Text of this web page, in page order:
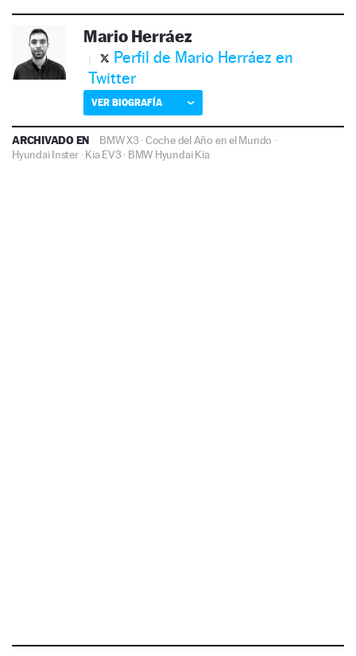
Mario Herráez
Perfil de Mario Herráez en
Twitter
VER BIOGRAFÍA
ARCHIVADO EN BMW X3·Coche del Año en el Mundo ·
Hyundai Inster·Kia EV3· BMW Hyundai Kia